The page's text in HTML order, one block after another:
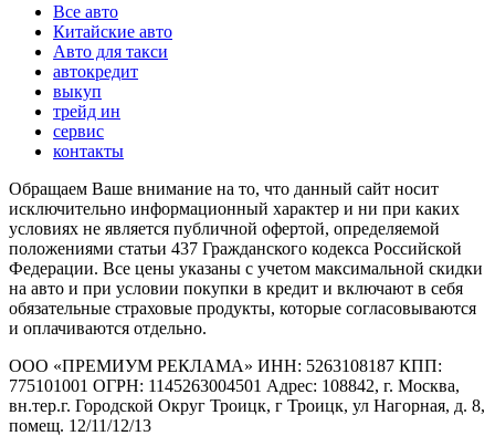
Все авто
Китайские авто
Авто для такси
автокредит
выкуп
трейд ин
сервис
контакты
Обращаем Ваше внимание на то, что данный сайт носит
исключительно информационный характер и ни при каких
условиях не является публичной офертой, определяемой
положениями статьи 437 Гражданского кодекса Российской
Федерации. Все цены указаны с учетом максимальной скидки
на авто и при условии покупки в кредит и включают в себя
обязательные страховые продукты, которые согласовываются
и оплачиваются отдельно.
ООО «ПРЕМИУМ РЕКЛАМА» ИНН: 5263108187 КПП:
775101001 ОГРН: 1145263004501 Адрес: 108842, г. Москва,
вн.тер.г. Городской Округ Троицк, г Троицк, ул Нагорная, д. 8,
помещ. 12/11/12/13